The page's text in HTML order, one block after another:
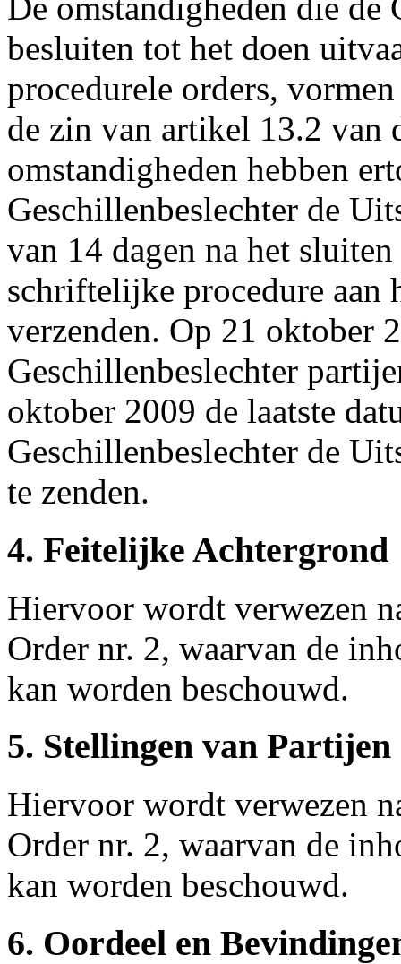
De omstandigheden die de
besluiten tot het doen
procedurele orders,
de zin van artikel 13.2 van
omstandigheden hebben
Geschillenbeslechter de
van 14 dagen na het
schriftelijke procedure aan
verzenden. Op 21 oktober
Geschillenbeslechter
oktober 2009 de laatste
Geschillenbeslechter de
te zenden.
4. Feitelijke Achtergrond
Hiervoor wordt verwezen
Order nr. 2, waarvan de
kan worden beschouwd.
5. Stellingen van Partijen
Hiervoor wordt verwezen
Order nr. 2, waarvan de
kan worden beschouwd.
6. Oordeel en